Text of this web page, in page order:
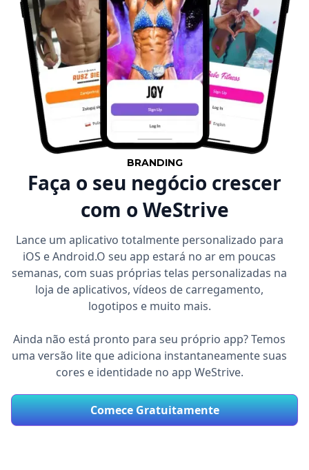
BRANDING
Faça o seu negócio crescer
com o WeStrive
Lance um aplicativo totalmente personalizado para
iOS e Android.O seu app estará no ar em poucas
semanas, com suas próprias telas personalizadas na
loja de aplicativos, vídeos de carregamento,
logotipos e muito mais.
Ainda não está pronto para seu próprio app? Temos
uma versão lite que adiciona instantaneamente suas
cores e identidade no app WeStrive.
Comece Gratuitamente